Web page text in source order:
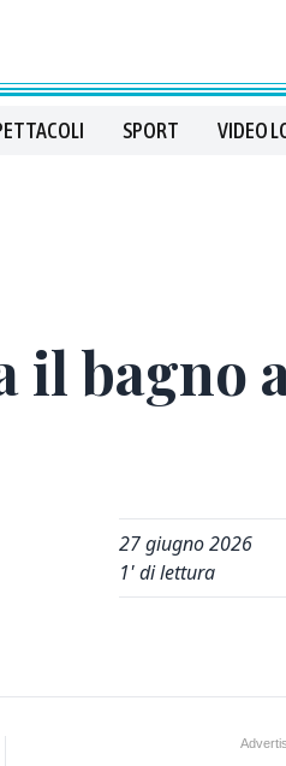
SPORT VIDEO
bagno
27 giugno 2026
1' di lettura